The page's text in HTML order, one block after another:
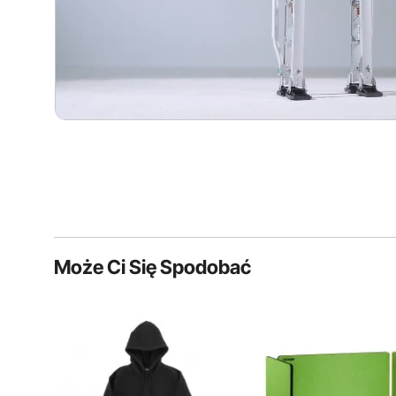
Może Ci Się Spodobać